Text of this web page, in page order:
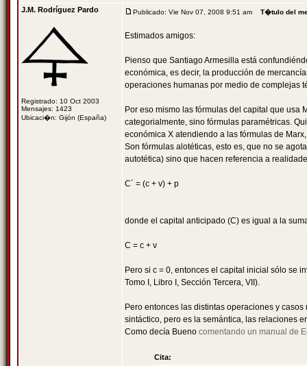
J.M. Rodríguez Pardo
Registrado: 10 Oct 2003
Mensajes: 1423
Ubicaci�n: Gijón (España)
Publicado: Vie Nov 07, 2008 9:51 am T�tulo del
Estimados amigos:
Pienso que Santiago Armesilla está
económica, es decir, la producción de
operaciones humanas por medio de complejas
Por eso mismo las fórmulas del capital que usa
categorialmente, sino fórmulas paramétricas.
económica X atendiendo a las fórmulas de
Son fórmulas alotéticas, esto es, que no se
autotética) sino que hacen referencia a
C´ = (c + v) + p
donde el capital anticipado (C) es igual a la
C = c + v
Pero si c = 0, entonces el capital inicial sólo se
Tomo I, Libro I, Sección Tercera, VII).
Pero entonces las distintas operaciones y
sintáctico, pero es la semántica, las relaciones
Como decía Bueno comentando un manual de
Cita: